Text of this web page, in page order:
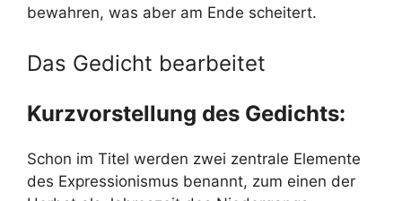
bewahren, was aber am Ende scheitert.
Das Gedicht bearbeitet
Kurzvorstellung des Gedichts:
Schon im Titel werden zwei zentrale Elemente
des Expressionismus benannt, zum einen der